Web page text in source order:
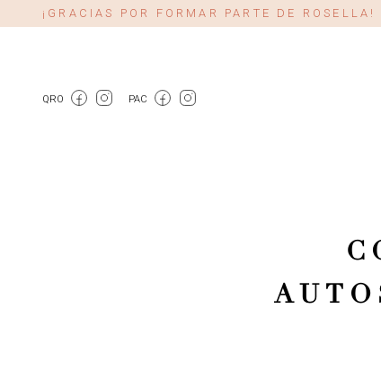
¡GRACIAS POR FORMAR PARTE DE
QRO PAC